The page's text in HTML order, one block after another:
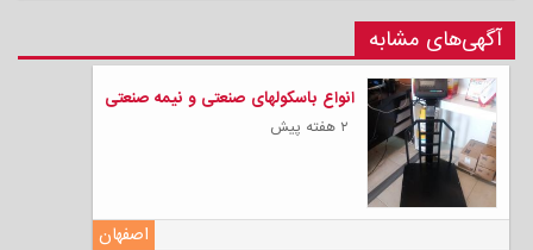
آگهی‌های مشابه
انواع باسکولهای صنعتی و نیمه صنعتی
۲ هفته پیش
اصفهان